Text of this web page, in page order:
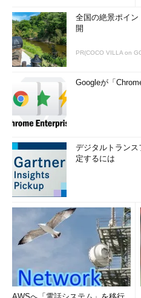
全国の絶景ポイ
開
PR(COCO VILLA on
Googleが「
デジタルトランス
定するには